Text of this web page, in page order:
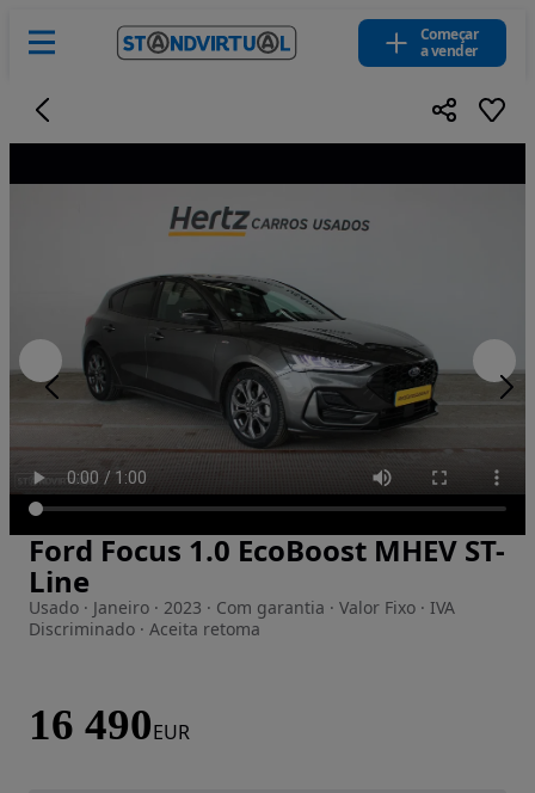
Começar
a vender
Imagem 1 de 26
Ford Focus 1.0 EcoBoost MHEV ST-
Line
Usado · Janeiro · 2023 · Com garantia · Valor Fixo · IVA
Discriminado · Aceita retoma
16 490EUR